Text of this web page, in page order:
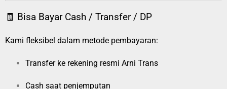
🧾 Bisa Bayar Cash / Transfer / DP
Kami fleksibel dalam metode pembayaran:
Transfer ke rekening resmi Arni Trans
Cash saat penjemputan